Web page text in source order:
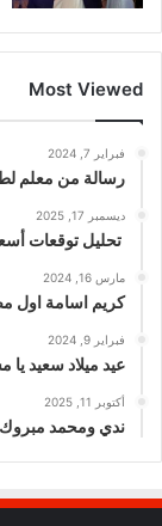
Most Viewed
فبراير 7, 2024
رسالة من معلم
ديسمبر 17, 2025
تحليل توقعات
مارس 16, 2024
كريم اسامة اول
فبراير 9, 2024
عيد ميلاد سعيد يا
أكتوبر 11, 2025
ندي ومحمد مبروك